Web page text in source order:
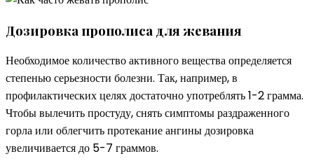
Дозировка прополиса для жевания
Необходимое количество активного вещества определяется
степенью серьезности болезни. Так, например, в
профилактических целях достаточно употреблять 1-2 грамма.
Чтобы вылечить простуду, снять симптомы раздраженного
горла или облегчить протекание ангины дозировка
увеличивается до 5-7 граммов.